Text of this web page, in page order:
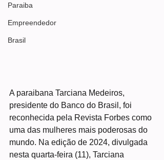
Paraiba
Empreendedor
Brasil
A paraibana Tarciana Medeiros,
presidente do Banco do Brasil, foi
reconhecida pela Revista Forbes como
uma das mulheres mais poderosas do
mundo. Na edição de 2024, divulgada
nesta quarta-feira (11), Tarciana